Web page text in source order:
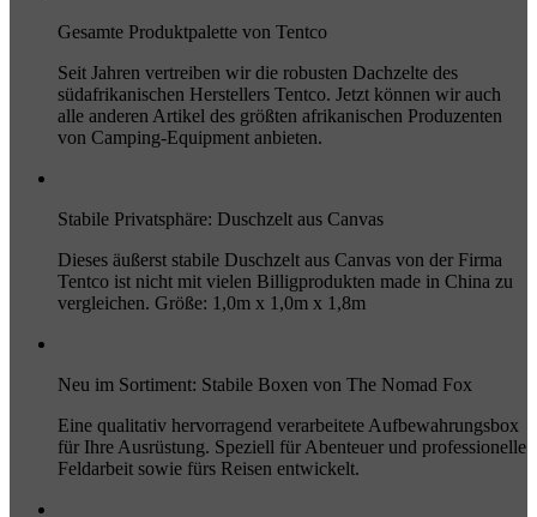
Gesamte Produktpalette von Tentco
Seit Jahren vertreiben wir die robusten Dachzelte des
südafrikanischen Herstellers Tentco. Jetzt können wir auch
alle anderen Artikel des größten afrikanischen Produzenten
von Camping-Equipment anbieten.
Stabile Privatsphäre: Duschzelt aus Canvas
Dieses äußerst stabile Duschzelt aus Canvas von der Firma
Tentco ist nicht mit vielen Billigprodukten made in China zu
vergleichen. Größe: 1,0m x 1,0m x 1,8m
Neu im Sortiment: Stabile Boxen von The Nomad Fox
Eine qualitativ hervorragend verarbeitete Aufbewahrungsbox
für Ihre Ausrüstung. Speziell für Abenteuer und professionelle
Feldarbeit sowie fürs Reisen entwickelt.